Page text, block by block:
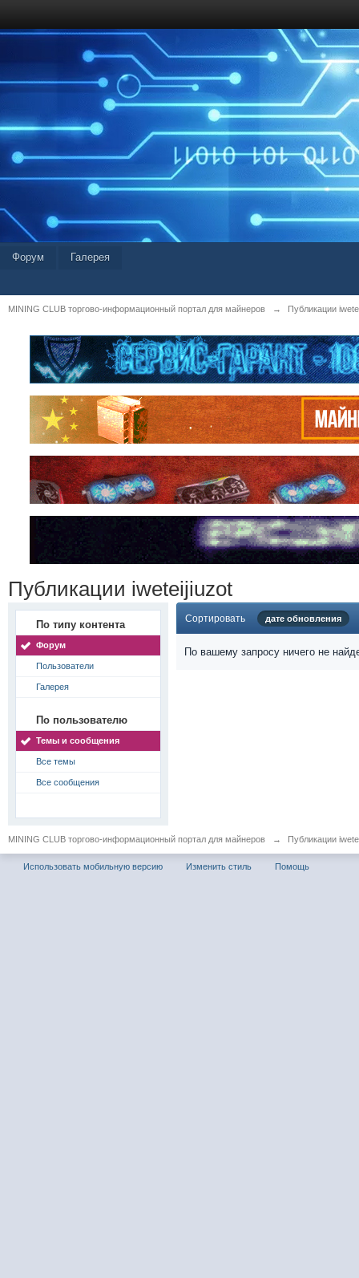
Форум Галерея
MINING CLUB торгово-информационный портал для майнеров → Публикации
Публикации iweteijiuzot
По типу контента
Форум
Пользователи
Галерея
По пользователю
Темы и сообщения
Все темы
Все сообщения
Сортировать дате обновления
По вашему запросу ничего не
MINING CLUB торгово-информационный портал для майнеров → Публикации
Использовать мобильную версию Изменить стиль Помощь